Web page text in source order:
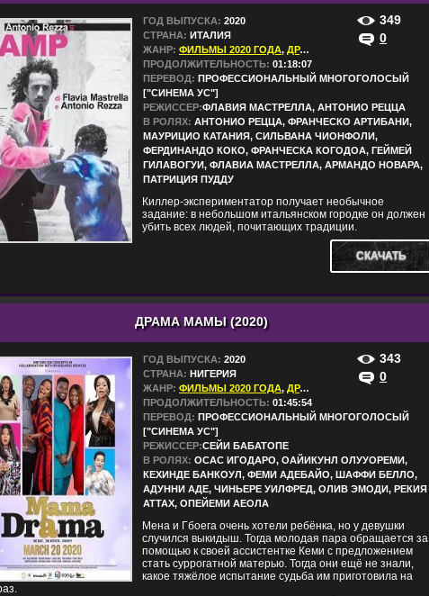
349
0
ГОД ВЫПУСКА: 2020
СТРАНА: ИТАЛИЯ
ЖАНР: ФИЛЬМЫ 2020 ГОДА, ДРАМЫ
КРИМИНАЛ
ПРОДОЛЖИТЕЛЬНОСТЬ: 01:18:07
ПЕРЕВОД: ПРОФЕССИОНАЛЬНЫЙ МНОГОГОЛОСЫЙ
["СИНЕМА УС"]
РЕЖИССЕР:ФЛАВИЯ МАСТРЕЛЛА, АНТОНИО РЕЦЦА
В РОЛЯХ: АНТОНИО РЕЦЦА, ФРАНЧЕСКО АРТИБАНИ,
МАУРИЦИО КАТАНИЯ, СИЛЬВАНА ЧИОНФОЛИ,
ФЕРДИНАНДО КОКО, ФРАНЧЕСКА КОГОДОА, ГЕЙМЕЙ
ГИЛАВОГУИ, ФЛАВИА МАСТРЕЛЛА, АРМАНДО НОВАРА,
ПАТРИЦИЯ ПУДДУ
Киллер-экспериментатор получает необычное
задание: в небольшом итальянском городке он должен
убить всех людей, почитающих традиции.
СКАЧАТЬ
ДРАМА МАМЫ (2020)
343
0
ГОД ВЫПУСКА: 2020
СТРАНА: НИГЕРИЯ
ЖАНР: ФИЛЬМЫ 2020 ГОДА, ДРАМЫ
ПРОДОЛЖИТЕЛЬНОСТЬ: 01:45:54
ПЕРЕВОД: ПРОФЕССИОНАЛЬНЫЙ МНОГОГОЛОСЫЙ
["СИНЕМА УС"]
РЕЖИССЕР:СЕЙИ БАБАТОПЕ
В РОЛЯХ: ОСАС ИГОДАРО, ОАЙИКУНЛ ОЛУУОРЕМИ,
КЕХИНДЕ БАНКОУЛ, ФЕМИ АДЕБАЙО, ШАФФИ БЕЛЛО,
АДУННИ АДЕ, ЧИНЬЕРЕ УИЛФРЕД, ОЛИВ ЭМОДИ, РЕКИЯ
АТТАХ, ОПЕЙЕМИ АЕОЛА
Мена и Гбоега очень хотели ребёнка, но у девушки
случился выкидыш. Тогда молодая пара обращается за
помощью к своей ассистентке Кеми с предложением
стать суррогатной матерью. Тогда они ещё не знали,
какое тяжёлое испытание судьба им приготовила на